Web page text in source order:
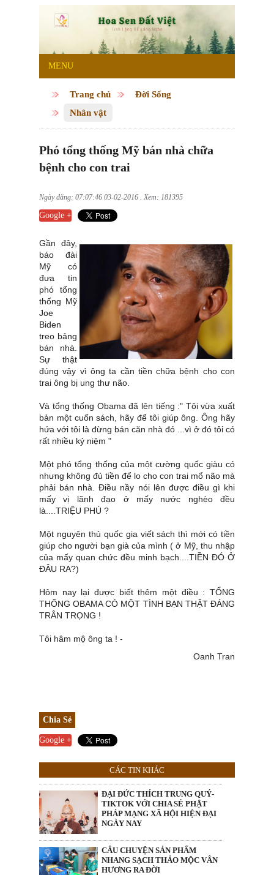
MENU
Trang chủ
Đời Sống
Nhân vật
Phó tổng thống Mỹ bán nhà chữa
bệnh cho con trai
Ngày đăng: 07:07:46 03-02-2016 . Xem: 181395
Google +
Gần đây,
báo đài
Mỹ có
đưa tin
phó tổng
thống Mỹ
Joe
Biden
treo bảng
bán nhà.
Sự thật
đúng vậy vì ông ta cần tiền chữa bệnh cho con
trai ông bị ung thư não.
Và tổng thống Obama đã lên tiếng :" Tôi vừa xuất
bản một cuốn sách, hãy để tôi giúp ông. Ông hãy
hứa với tôi là đừng bán căn nhà đó ...vì ở đó tôi có
rất nhiều kỷ niệm "
Một phó tổng thống của một cường quốc giàu có
nhưng không đủ tiền để lo cho con trai mổ não mà
phải bán nhà. Điều nầy nói lên được điều gì khi
mấy vị lãnh đạo ở mấy nước nghèo đều
là....TRIỆU PHÚ ?
Một nguyên thủ quốc gia viết sách thì mới có tiền
giúp cho người bạn già của mình ( ở Mỹ, thu nhập
của mấy quan chức đều minh bạch....TIỀN ĐÓ Ở
ĐÂU RA?)
Hôm nay lại được biết thêm một điều : TỔNG
THỐNG OBAMA CÓ MỘT TÌNH BẠN THẬT ĐÁNG
TRÂN TRỌNG !
Tôi hâm mộ ông ta ! -
Oanh Tran
Chia Sẻ
Google +
CÁC TIN KHÁC
ĐẠI ĐỨC THÍCH TRUNG QUÝ-
TIKTOK VỚI CHIA SẺ PHẬT
PHÁP MẠNG XÃ HỘI HIỆN ĐẠI
NGÀY NAY
CÂU CHUYỆN SẢN PHẨM
NHANG SẠCH THẢO MỘC VÂN
HƯƠNG RA ĐỜI